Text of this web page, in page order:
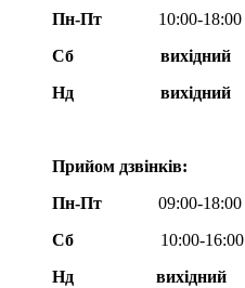
Пн-Пт
10:00-18:00
Сб
вихідний
Нд
вихідний
Прийом дзвінків:
Пн-Пт
09:00-18:00
Сб
10:00-16:00
Нд вихідний